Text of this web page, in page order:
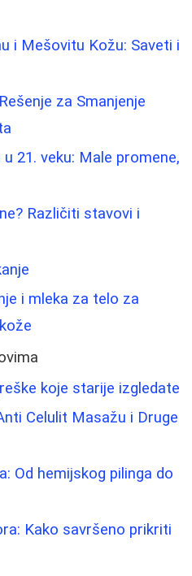
i Mešovitu Kožu: Saveti i
za Smanjenje
21. veku: Male promene,
Različiti stavovi i
i mleka za telo za
koje starije izgledate
Celulit Masažu i Druge
Od hemijskog pilinga do
Kako savršeno prikriti